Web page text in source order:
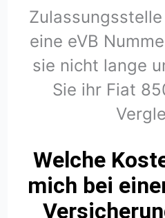
eine eVB
sie nicht lange
Sie ihr Fiat
Welche
mich bei